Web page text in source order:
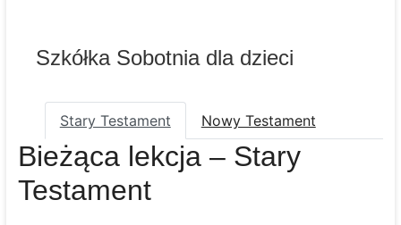
Szkółka Sobotnia dla dzieci
Stary Testament Nowy Testament
Bieżąca lekcja – Stary
Testament